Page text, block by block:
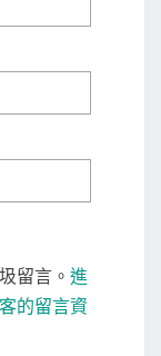
留言。 進
的留言資